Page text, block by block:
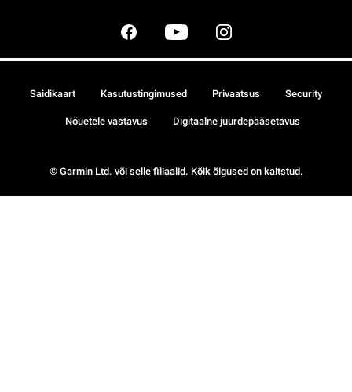
© Garmin Ltd. või selle filiaalid. Kõik õigused on kaitstud.
Saidikaart Kasutustingimused Privaatsus Security
Nõuetele vastavus Digitaalne juurdepääsetavus